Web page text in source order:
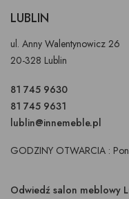
LUBLIN
ul. Anny Walentynowicz 26
20-328 Lublin
81 745 9630
81 745 9631
lublin@innemeble.pl
GODZINY OTWARCIA :
Odwiedź salon meblowy